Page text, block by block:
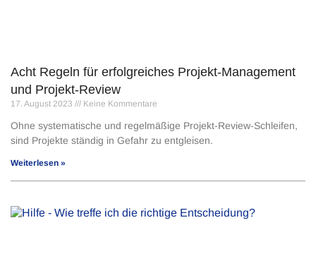
Acht Regeln für erfolgreiches Projekt-Management
und Projekt-Review
17. August 2023 Keine Kommentare
Ohne systematische und regelmäßige Projekt-Review-Schleifen,
sind Projekte ständig in Gefahr zu entgleisen.
Weiterlesen »